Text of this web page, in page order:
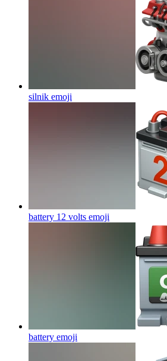
silnik emoji
battery 12 volts emoji
battery emoji